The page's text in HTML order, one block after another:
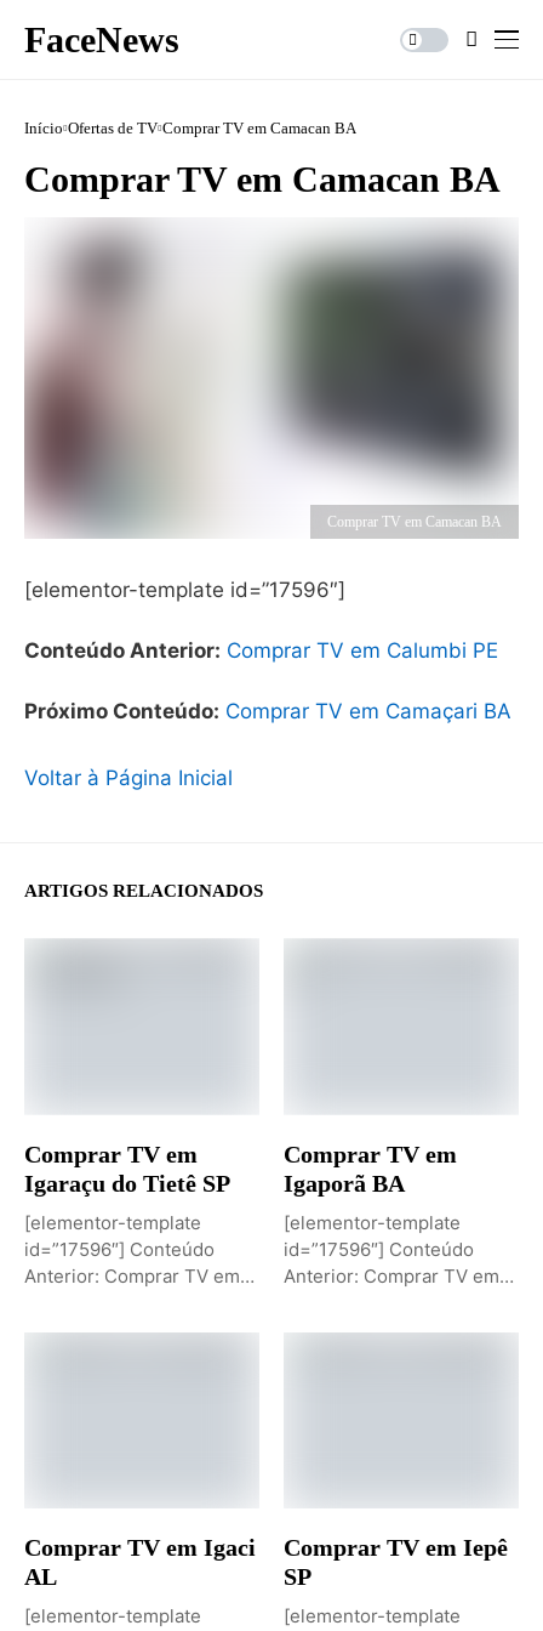
FaceNews
Início Ofertas de TV Comprar TV em Camacan BA
Comprar TV em Camacan BA
Comprar TV em Camacan BA
[elementor-template id=”17596″]
Conteúdo Anterior: Comprar TV em Calumbi PE
Próximo Conteúdo: Comprar TV em Camaçari BA
Voltar à Página Inicial
ARTIGOS RELACIONADOS
Comprar TV em
Igaraçu do Tietê SP
[elementor-template
id=”17596″] Conteúdo
Anterior: Comprar TV em
Conteúdo: Sobremesa de...
Comprar TV em
Igaporã BA
[elementor-template
id=”17596″] Conteúdo
Anterior: Comprar TV em
Comprar TV...
Comprar TV em Igaci
AL
[elementor-template
Comprar TV em Iepê
SP
[elementor-template